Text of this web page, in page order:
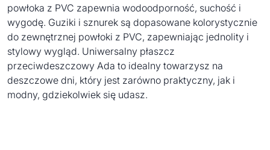
powłoka z PVC zapewnia wodoodporność, suchość i
wygodę. Guziki i sznurek są dopasowane kolorystycznie
do zewnętrznej powłoki z PVC, zapewniając jednolity i
stylowy wygląd. Uniwersalny płaszcz
przeciwdeszczowy Ada to idealny towarzysz na
deszczowe dni, który jest zarówno praktyczny, jak i
modny, gdziekolwiek się udasz.